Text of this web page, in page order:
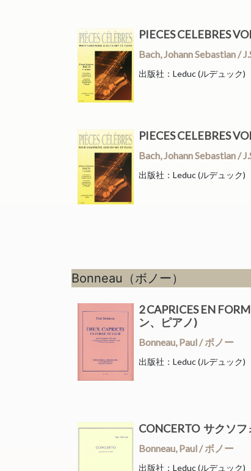
PIECES CELEBRES
Bach, Johann Sebastian /
出版社：Leduc (ルデュック)
PIECES CELEBRES
Bach, Johann Sebastian /
出版社：Leduc (ルデュック)
Bonneau（ボノー）
2 CAPRICES EN
ン、ピアノ)
Bonneau, Paul / ボノー
出版社：Leduc (ルデュック)
CONCERTO サクソ
Bonneau, Paul / ボノー
出版社：Leduc (ルデュック)